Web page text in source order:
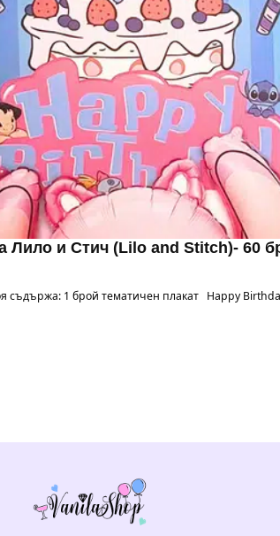
Лило и Стич (Lilo and Stitch)- 60
съдържа: 1 брой тематичен плакат Happy